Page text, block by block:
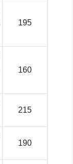
195
160
215
190